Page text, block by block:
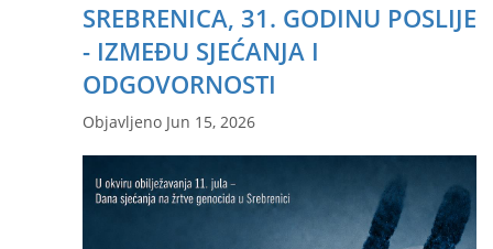
SREBRENICA, 31. GODINU POSLIJE
- IZMEĐU SJEĆANJA I
ODGOVORNOSTI
Objavljeno Jun 15, 2026